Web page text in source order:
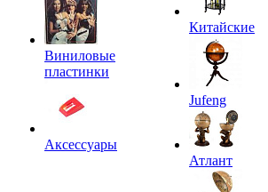
Виниловые
пластинки
Аксессуары
Китайские
Jufeng
Атлант